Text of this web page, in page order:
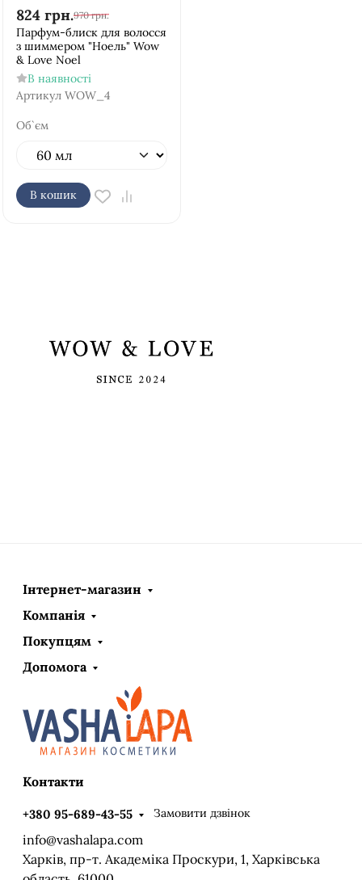
824 грн.970 грн.
Парфум-блиск для волосся
з шиммером "Ноель" Wow
& Love Noel
В наявності
Артикул WOW_4
Об`єм
В кошик
Інтернет-магазин
Компанія
Покупцям
Допомога
Контакти
+380 95-689-43-55 Замовити дзвінок
info@vashalapa.com
Харків, пр-т. Академіка Проскури, 1, Харківська